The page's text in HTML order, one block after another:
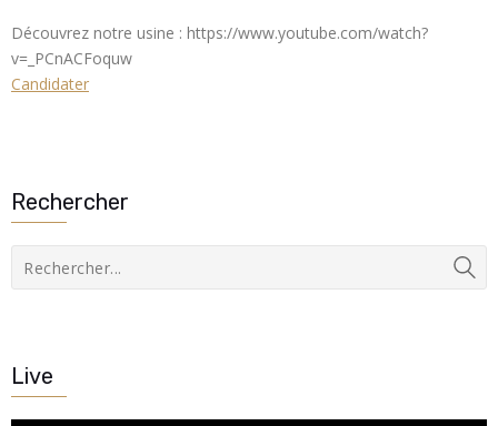
Découvrez notre usine : https://www.youtube.com/watch?
v=_PCnACFoquw
Candidater
Rechercher
Live